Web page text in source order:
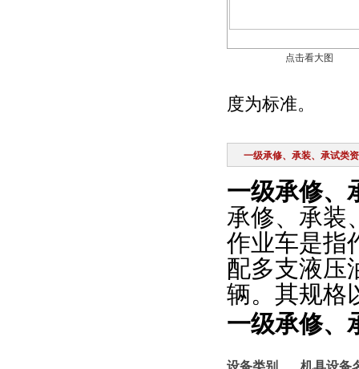
点击看大图
度为标准。
一级承修、承装、承试类
一级承修、
承修、承装
作业车是指
配多支液压
辆。其规格
一级承修、
设备类别 机具设备